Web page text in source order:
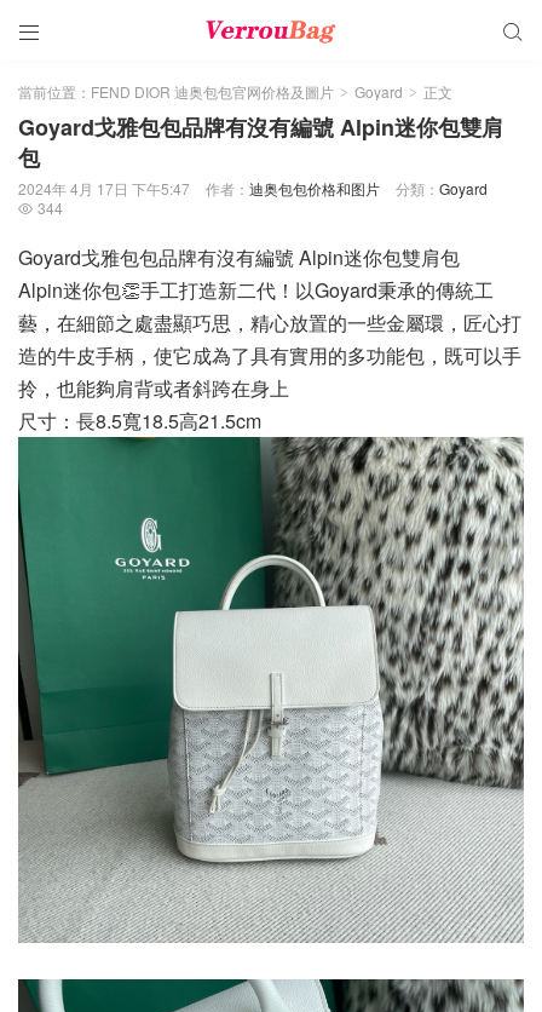
 
當前位置： FEND DIOR 迪奥包包官网价格及圖片 > Goyard > 正文
Goyard戈雅包包品牌有沒有編號 Alpin迷你包雙肩
包
2024年 4月 17日 下午5:47 作者： 迪奥包包价格和图片 分類： Goyard
 344
Goyard戈雅包包品牌有沒有編號 Alpin迷你包雙肩包
Alpin迷你包👏手工打造新二代！以Goyard秉承的傳統工
藝，在細節之處盡顯巧思，精心放置的一些金屬環，匠心打
造的牛皮手柄，使它成為了具有實用的多功能包，既可以手
拎，也能夠肩背或者斜跨在身上
尺寸：長8.5寬18.5高21.5cm